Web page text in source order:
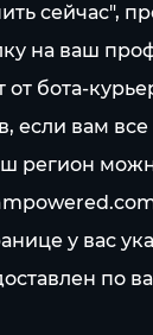
сейчас",
на ваш
бота-
если вам
регион
у вас
доставлен